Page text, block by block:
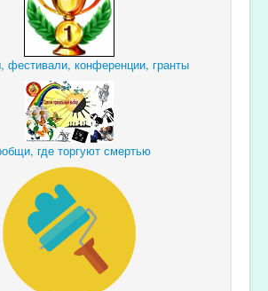
фестивали, конференции, гранты
где торгуют смертью